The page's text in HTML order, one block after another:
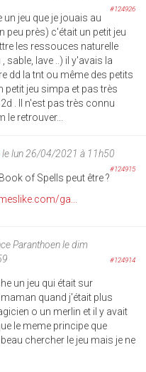
#124926
jeu que je jouais au
peu près) c'était un petit jeu
les ressouces naturelle
sable, lave ..) il y'avais la
dd la tnt ou même des petits
petit jeu simpa et pas très
. Il n'est pas très connu
retrouver...
le lun 26/04/2021 à 11h50
#124915
of Spells peut être ?
ga...
Paranthoenle dim
#124914
un jeu qui était sur
quand j'était plus
o un merlin et il y avait
le meme principe que
chercher le jeu mais je ne